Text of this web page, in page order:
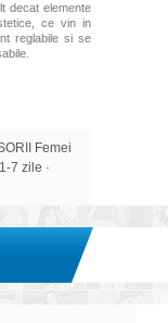
decat elemente
ce vin in
reglabile si se
Femei
7 zile ·